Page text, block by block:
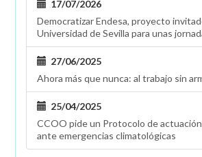
17/07/2026
Democratizar Endesa, proyecto
Universidad de Sevilla para unas
27/06/2025
Ahora más que nunca: al trabajo sin
25/04/2025
CCOO pide un Protocolo de
ante emergencias climatológicas